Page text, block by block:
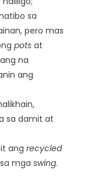
sa
pero mas
pots at
na
ang
sa damit at
ang recycled
mga swing.